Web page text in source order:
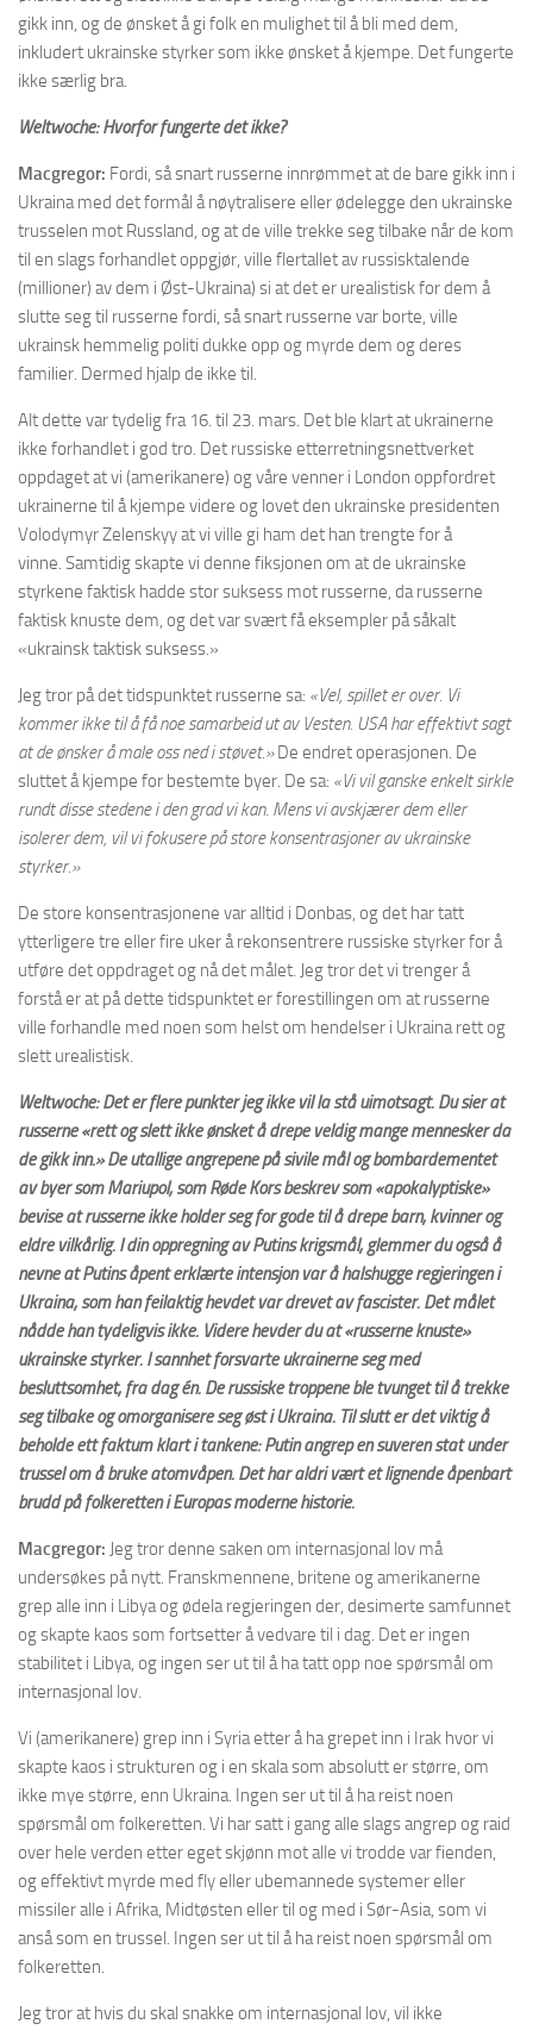
gikk inn, og de ønsket å gi folk en mulighet til å bli med dem,
inkludert ukrainske styrker som ikke ønsket å kjempe. Det fungerte
ikke særlig bra.
Weltwoche: Hvorfor fungerte det ikke?
Macgregor: Fordi, så snart russerne innrømmet at de bare gikk inn i
Ukraina med det formål å nøytralisere eller ødelegge den ukrainske
trusselen mot Russland, og at de ville trekke seg tilbake når de kom
til en slags forhandlet oppgjør, ville flertallet av russisktalende
(millioner) av dem i Øst-Ukraina) si at det er urealistisk for dem å
slutte seg til russerne fordi, så snart russerne var borte, ville
ukrainsk hemmelig politi dukke opp og myrde dem og deres
familier. Dermed hjalp de ikke til.
Alt dette var tydelig fra 16. til 23. mars. Det ble klart at ukrainerne
ikke forhandlet i god tro. Det russiske etterretningsnettverket
oppdaget at vi (amerikanere) og våre venner i London oppfordret
ukrainerne til å kjempe videre og lovet den ukrainske presidenten
Volodymyr Zelenskyy at vi ville gi ham det han trengte for å
vinne. Samtidig skapte vi denne fiksjonen om at de ukrainske
styrkene faktisk hadde stor suksess mot russerne, da russerne
faktisk knuste dem, og det var svært få eksempler på såkalt
«ukrainsk taktisk suksess.»
Jeg tror på det tidspunktet russerne sa: «Vel, spillet er over. Vi
kommer ikke til å få noe samarbeid ut av Vesten. USA har effektivt sagt
at de ønsker å male oss ned i støvet.»De endret operasjonen. De
sluttet å kjempe for bestemte byer. De sa: «Vi vil ganske enkelt sirkle
rundt disse stedene i den grad vi kan. Mens vi avskjærer dem eller
isolerer dem, vil vi fokusere på store konsentrasjoner av ukrainske
styrker.»
De store konsentrasjonene var alltid i Donbas, og det har tatt
ytterligere tre eller fire uker å rekonsentrere russiske styrker for å
utføre det oppdraget og nå det målet. Jeg tror det vi trenger å
forstå er at på dette tidspunktet er forestillingen om at russerne
ville forhandle med noen som helst om hendelser i Ukraina rett og
slett urealistisk.
Weltwoche: Det er flere punkter jeg ikke vil la stå uimotsagt. Du sier at
russerne «rett og slett ikke ønsket å drepe veldig mange mennesker da
de gikk inn.» De utallige angrepene på sivile mål og bombardementet
av byer som Mariupol, som Røde Kors beskrev som «apokalyptiske»
bevise at russerne ikke holder seg for gode til å drepe barn, kvinner og
eldre vilkårlig. I din oppregning av Putins krigsmål, glemmer du også å
nevne at Putins åpent erklærte intensjon var å halshugge regjeringen i
Ukraina, som han feilaktig hevdet var drevet av fascister. Det målet
nådde han tydeligvis ikke. Videre hevder du at «russerne knuste»
ukrainske styrker. I sannhet forsvarte ukrainerne seg med
besluttsomhet, fra dag én. De russiske troppene ble tvunget til å trekke
seg tilbake og omorganisere seg øst i Ukraina. Til slutt er det viktig å
beholde ett faktum klart i tankene: Putin angrep en suveren stat under
trussel om å bruke atomvåpen. Det har aldri vært et lignende åpenbart
brudd på folkeretten i Europas moderne historie.
Macgregor: Jeg tror denne saken om internasjonal lov må
undersøkes på nytt. Franskmennene, britene og amerikanerne
grep alle inn i Libya og ødela regjeringen der, desimerte samfunnet
og skapte kaos som fortsetter å vedvare til i dag. Det er ingen
stabilitet i Libya, og ingen ser ut til å ha tatt opp noe spørsmål om
internasjonal lov.
Vi (amerikanere) grep inn i Syria etter å ha grepet inn i Irak hvor vi
skapte kaos i strukturen og i en skala som absolutt er større, om
ikke mye større, enn Ukraina. Ingen ser ut til å ha reist noen
spørsmål om folkeretten. Vi har satt i gang alle slags angrep og raid
over hele verden etter eget skjønn mot alle vi trodde var fienden,
og effektivt myrde med fly eller ubemannede systemer eller
missiler alle i Afrika, Midtøsten eller til og med i Sør-Asia, som vi
anså som en trussel. Ingen ser ut til å ha reist noen spørsmål om
folkeretten.
Jeg tror at hvis du skal snakke om internasjonal lov, vil ikke